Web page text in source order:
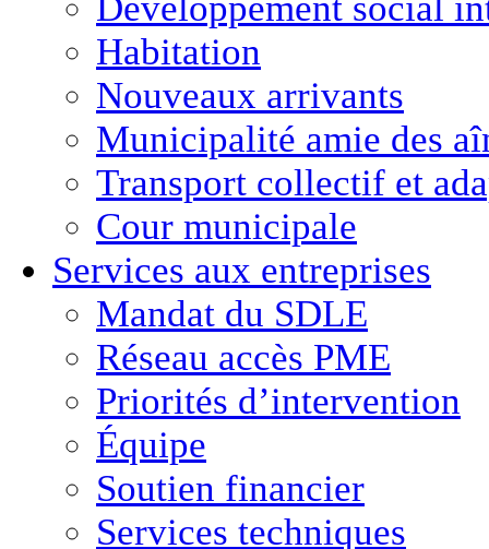
Habitation
Nouveaux arrivants
Municipalité amie des
Transport collectif et
Cour municipale
Services aux entreprises
Mandat du SDLE
Réseau accès PME
Priorités d’intervention
Équipe
Soutien financier
Services techniques